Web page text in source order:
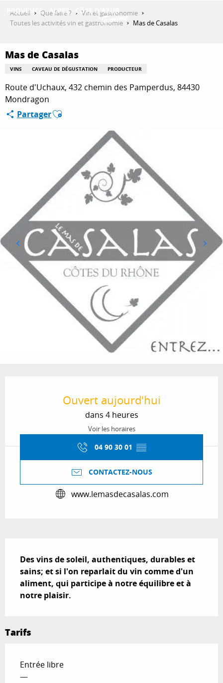
QUE FAIRE ?
SÉJOURNER
ESPACE PRO
Accueil Que faire ?
Vin et gastronomie
Toutes les activités vin et gastronomie
Mas de Casalas
Mas de Casalas
VINS CAVEAU DE DÉGUSTATION PRODUCTEUR
Route d'Uchaux, 432 chemin des Pamperdus, 84430
Mondragon
PartagerAjouter aux favoris
Ouvert aujourd'hui
dans 4 heures
Voir les horaires
04 90 30 01 ▒▒
CONTACTEZ-NOUS
www.lemasdecasalas.com
Des vins de soleil, authentiques, durables et
sains; et si l'on reparlait du vin comme d'un
aliment, qui participe à notre équilibre et à
notre plaisir.
Tarifs
Entrée libre
—